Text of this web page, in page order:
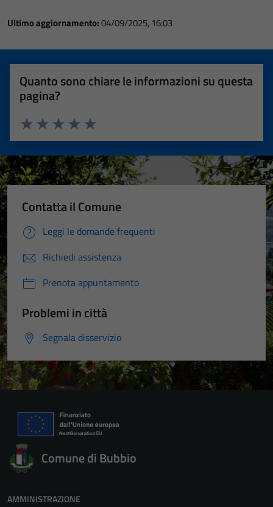
Ultimo aggiornamento:04/09/2025, 16:03
Quanto sono chiare le informazioni su questa
pagina?
Valuta 5 stelle su 5
Valuta 4 stelle su 5
Valuta 3 stelle su 5
Valuta 2 stelle su 5
Valuta 1 stelle su 5
Contatta il Comune
Leggi le domande frequenti
Richiedi assistenza
Prenota appuntamento
Problemi in città
Segnala disservizio
Comune di Bubbio
AMMINISTRAZIONE